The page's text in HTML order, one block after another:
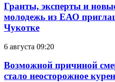
Гранты, эксперты и
молодежь из ЕАО
Чукотке
6 августа 09:20
Возможной причиной
стало неосторожное